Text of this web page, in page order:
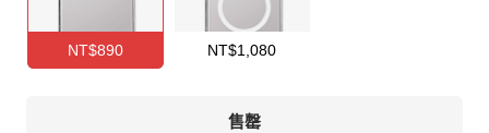
NT$890 NT$1,080
售罄